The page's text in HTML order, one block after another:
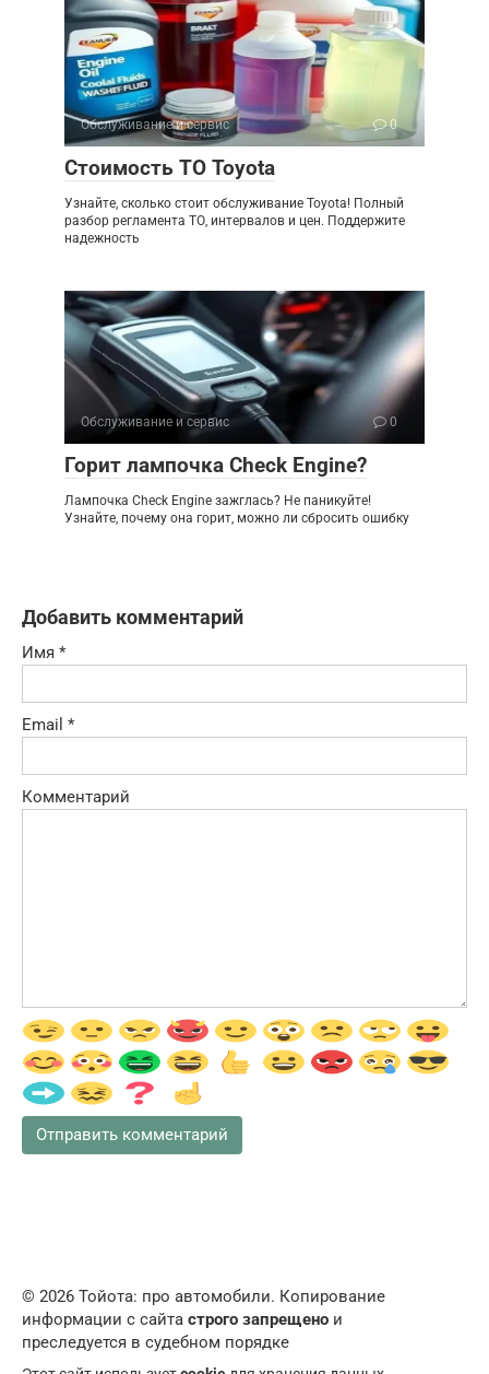
Обслуживание и сервис 0
Стоимость ТО Toyota
Узнайте, сколько стоит обслуживание Toyota! Полный
разбор регламента ТО, интервалов и цен. Поддержите
надежность
Обслуживание и сервис 0
Горит лампочка Check Engine?
Лампочка Check Engine зажглась? Не паникуйте!
Узнайте, почему она горит, можно ли сбросить ошибку
Добавить комментарий
Имя *
Email *
Комментарий
© 2026 Тойота: про автомобили. Копирование
информации с сайта строго запрещено и
преследуется в судебном порядке